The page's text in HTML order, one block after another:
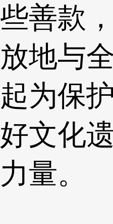
些善款
放地与
起为保
好文化
力量。